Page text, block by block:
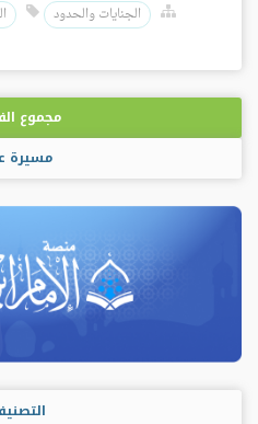
الجنايات والحدود
مجموع
مسيرة